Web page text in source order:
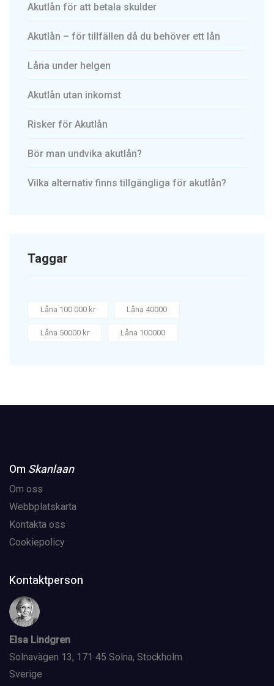
Akutlån för att betala skulder
Akutlån – för tillfällen då du behöver ett lån
Låna under helgen
Akutlån utan inkomst
Risker för Akutlån
Bör man undvika akutlån?
Vilka alternativ finns tillgängliga för akutlån?
Taggar
Låna 100 000 kr Låna 40000
Låna 50000 kr Låna 100000
Om Skanlaan
Om oss
Webbplatskarta
Kontakta oss
Cookiepolicy
Kontaktperson
Elsa Lindgren
Solnavägen 13, 171 45 Solna, Stockholm
Sverige